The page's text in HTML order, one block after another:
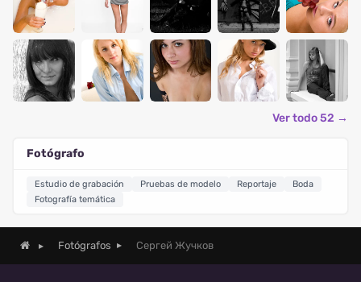
Ver todo 52 →
Fotógrafo
Estudio de grabación Pruebas de modelo Reportaje
Boda
Fotografía temática
Fotógrafos Сергей Жучков